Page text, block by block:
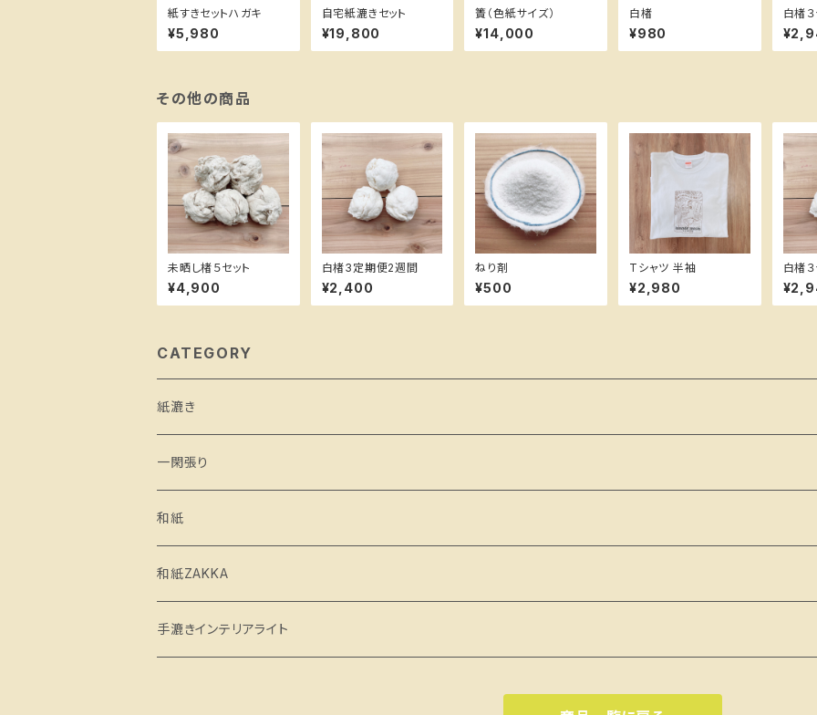
紙すきセットハガキ
¥5,980
自宅紙漉きセット
¥19,800
簀（色紙サイズ）
¥14,000
白楮
¥980
白楮３
その他の商品
未晒し楮５セット
¥4,900
白楮3定期便2週間
¥2,400
ねり剤
¥500
Tシャツ 半袖
¥2,980
白楮３
CATEGORY
紙漉き
一閑張り
和紙
和紙ZAKKA
手漉きインテリアライト